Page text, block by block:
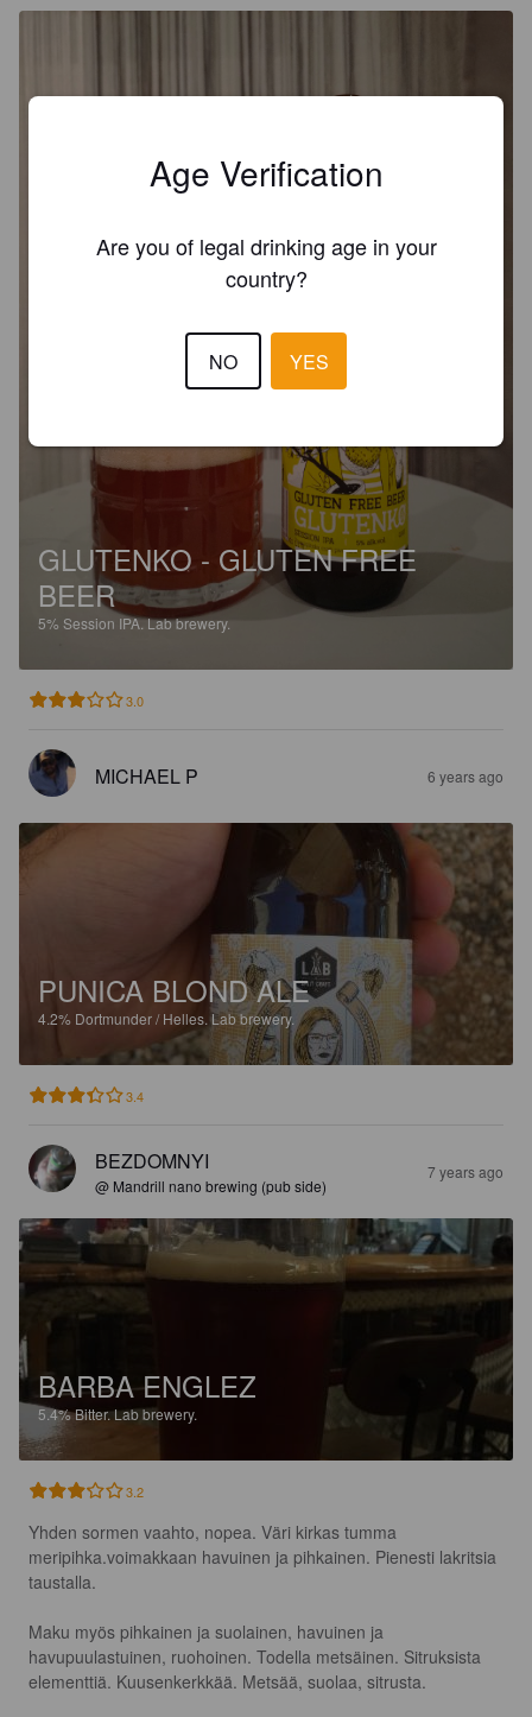
GLUTENKO - GLUTEN FREE
BEER
5% Session IPA.Lab brewery.
3.0
MICHAEL P 6 years ago
PUNICA BLOND ALE
4.2% Dortmunder / Helles. Lab brewery.
3.4
BEZDOMNYI
@ Mandrill nano brewing (pub side)
7 years ago
BARBA ENGLEZ
5.4%Bitter.Lab brewery.
3.2
Yhden sormen vaahto, nopea. Väri kirkas tumma
meripihka.voimakkaan havuinen ja pihkainen. Pienesti lakritsia
taustalla.
Maku myös pihkainen ja suolainen, havuinen ja
havupuulastuinen, ruohoinen. Todella metsäinen. Sitruksista
elementtiä. Kuusenkerkkää. Metsää, suolaa, sitrusta.
Age Verification
Are you of legal drinking age in your
country?
NO YES